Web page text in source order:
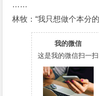
……
林牧：“我只想做个本分
我的微信
这是我的微信扫一扫